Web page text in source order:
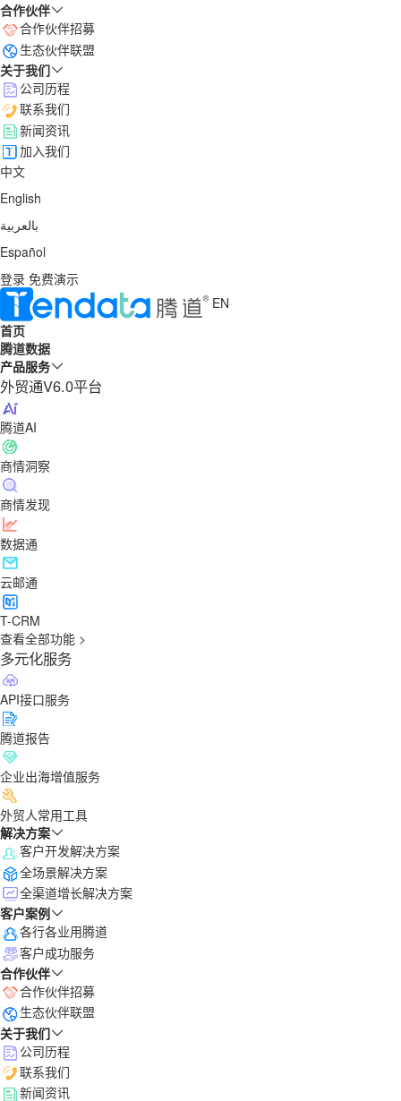
合作伙伴
合作伙伴招募
生态伙伴联盟
关于我们
公司历程
联系我们
新闻资讯
加入我们
中文
English
بالعربية
Español
登录 免费演示
EN
首页
腾道数据
产品服务
外贸通V6.0平台
腾道AI
商情洞察
商情发现
数据通
云邮通
T-CRM
查看全部功能 >
多元化服务
API接口服务
腾道报告
企业出海增值服务
外贸人常用工具
解决方案
客户开发解决方案
全场景解决方案
全渠道增长解决方案
客户案例
各行各业用腾道
客户成功服务
合作伙伴
合作伙伴招募
生态伙伴联盟
关于我们
公司历程
联系我们
新闻资讯